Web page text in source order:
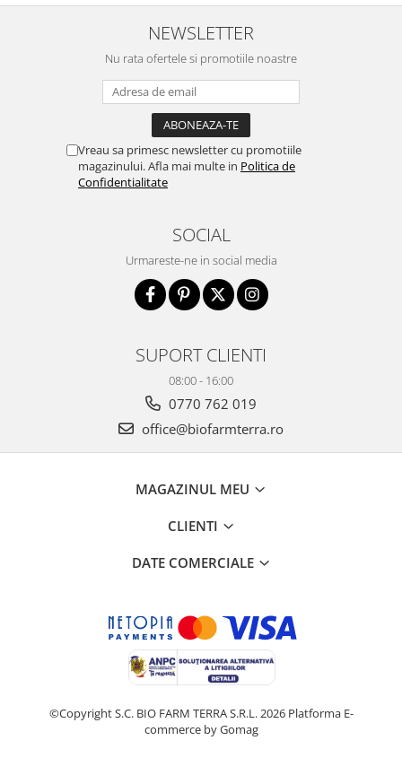
NEWSLETTER
Nu rata ofertele si promotiile noastre
Vreau sa primesc newsletter cu promotiile
magazinului. Afla mai multe in Politica de
Confidentialitate
SOCIAL
Urmareste-ne in social media
SUPORT CLIENTI
08:00 - 16:00
0770 762 019
office@biofarmterra.ro
MAGAZINUL MEU
CLIENTI
DATE COMERCIALE
©Copyright S.C. BIO FARM TERRA S.R.L. 2026 Platforma E-
commerce by Gomag